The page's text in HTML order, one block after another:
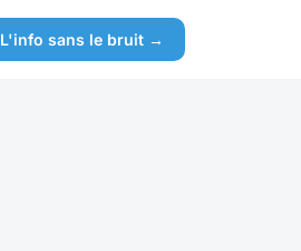
L'info sans le bruit →